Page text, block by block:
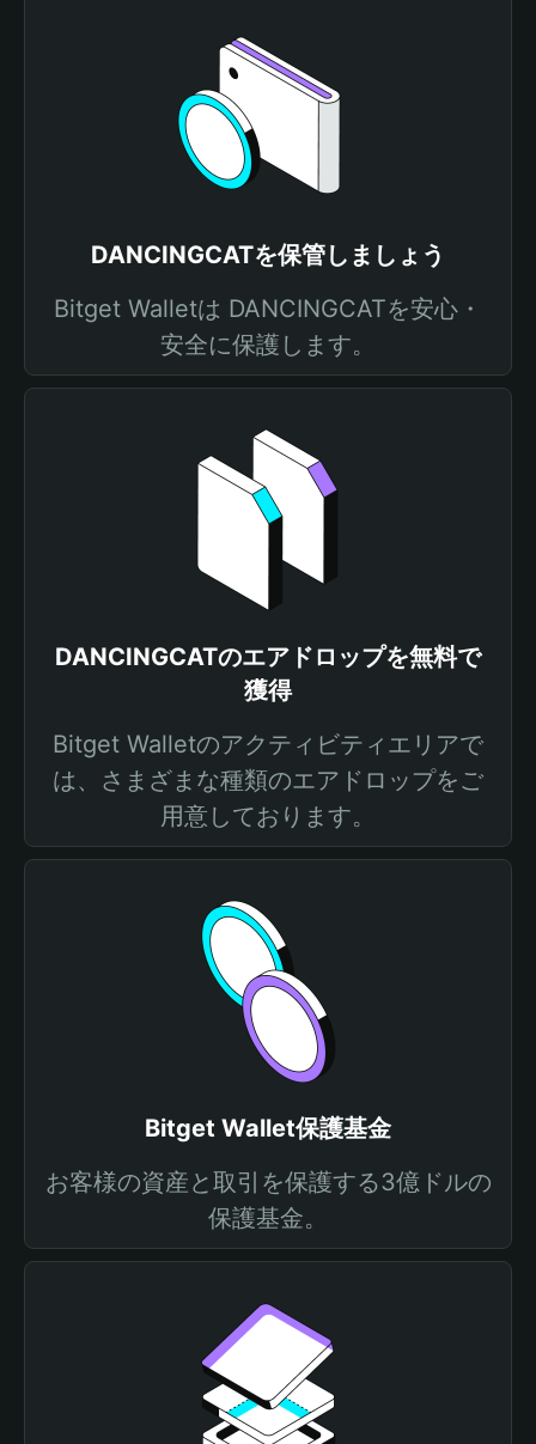
DANCINGCATを保管しましょう
Bitget Walletは DANCINGCATを安心・
安全に保護します。
DANCINGCATのエアドロップを無料で
獲得
Bitget Walletのアクティビティエリアで
は、さまざまな種類のエアドロップをご
用意しております。
Bitget Wallet保護基金
お客様の資産と取引を保護する3億ドルの
保護基金。